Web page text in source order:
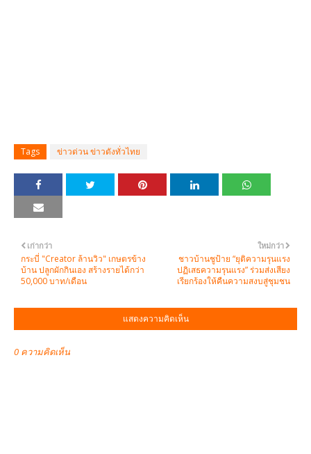
Tags ข่าวด่วน ข่าวดังทั่วไทย
ใหม่กว่า
ชาวบ้านชูป้าย “ยุติความรุนแรง
ปฏิเสธความรุนแรง” ร่วมส่งเสียง
เรียกร้องให้คืนความสงบสู่ชุมชน
เก่ากว่า
กระบี่ "Creator ล้านวิว" เกษตรข้าง
บ้าน ปลูกผักกินเอง สร้างรายได้กว่า
50,000 บาท/เดือน
แสดงความคิดเห็น
0 ความคิดเห็น